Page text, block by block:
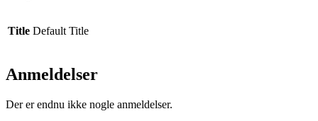
Title Default Title
Anmeldelser
Der er endnu ikke nogle anmeldelser.